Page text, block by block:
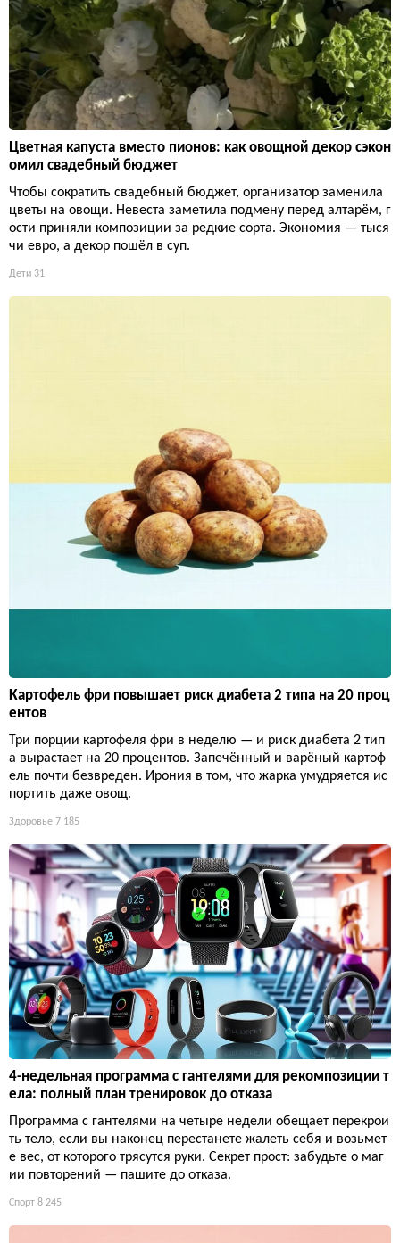
Цветная капуста вместо пионов: как овощной декор сэкон
омил свадебный бюджет
Чтобы сократить свадебный бюджет, организатор заменила
цветы на овощи. Невеста заметила подмену перед алтарём, г
ости приняли композиции за редкие сорта. Экономия — тыся
чи евро, а декор пошёл в суп.
Дети 31
Картофель фри повышает риск диабета 2 типа на 20 проц
ентов
Три порции картофеля фри в неделю — и риск диабета 2 тип
а вырастает на 20 процентов. Запечённый и варёный картоф
ель почти безвреден. Ирония в том, что жарка умудряется ис
портить даже овощ.
Здоровье 7 185
4-недельная программа с гантелями для рекомпозиции т
ела: полный план тренировок до отказа
Программа с гантелями на четыре недели обещает перекрои
ть тело, если вы наконец перестанете жалеть себя и возьмет
е вес, от которого трясутся руки. Секрет прост: забудьте о маг
ии повторений — пашите до отказа.
Спорт 8 245